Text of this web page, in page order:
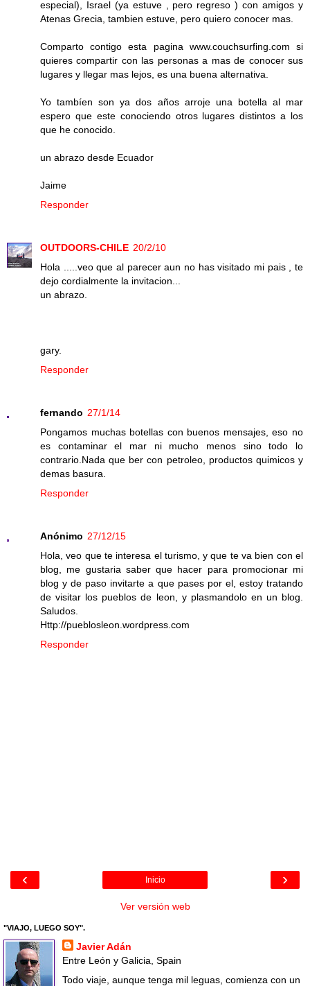
especial), Israel (ya estuve , pero regreso ) con amigos y
Atenas Grecia, tambien estuve, pero quiero conocer mas.
Comparto contigo esta pagina www.couchsurfing.com si
quieres compartir con las personas a mas de conocer sus
lugares y llegar mas lejos, es una buena alternativa.
Yo tambíen son ya dos años arroje una botella al mar
espero que este conociendo otros lugares distintos a los
que he conocido.
un abrazo desde Ecuador
Jaime
Responder
OUTDOORS-CHILE 20/2/10
Hola .....veo que al parecer aun no has visitado mi pais , te
dejo cordialmente la invitacion...
un abrazo.
gary.
Responder
fernando 27/1/14
Pongamos muchas botellas con buenos mensajes, eso no
es contaminar el mar ni mucho menos sino todo lo
contrario.Nada que ber con petroleo, productos quimicos y
demas basura.
Responder
Anónimo 27/12/15
Hola, veo que te interesa el turismo, y que te va bien con el
blog, me gustaria saber que hacer para promocionar mi
blog y de paso invitarte a que pases por el, estoy tratando
de visitar los pueblos de leon, y plasmandolo en un blog.
Saludos.
Http://pueblosleon.wordpress.com
Responder
‹ ›
Inicio
Ver versión web
"VIAJO, LUEGO SOY".
Javier Adán
Entre León y Galicia, Spain
Todo viaje, aunque tenga mil leguas, comienza con un